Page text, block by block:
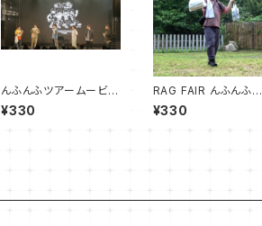
んふんふツアームービ
ー 健一んふんふ説明編
01
¥330
RAG FAIR んふんふツ
アー 写真撮影ムービー
02
¥330